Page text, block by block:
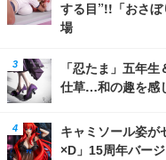
する目”!!「おさ
場
「忍たま」五年
仕草…和の趣を感
キャミソール姿が
×D」15周年バー